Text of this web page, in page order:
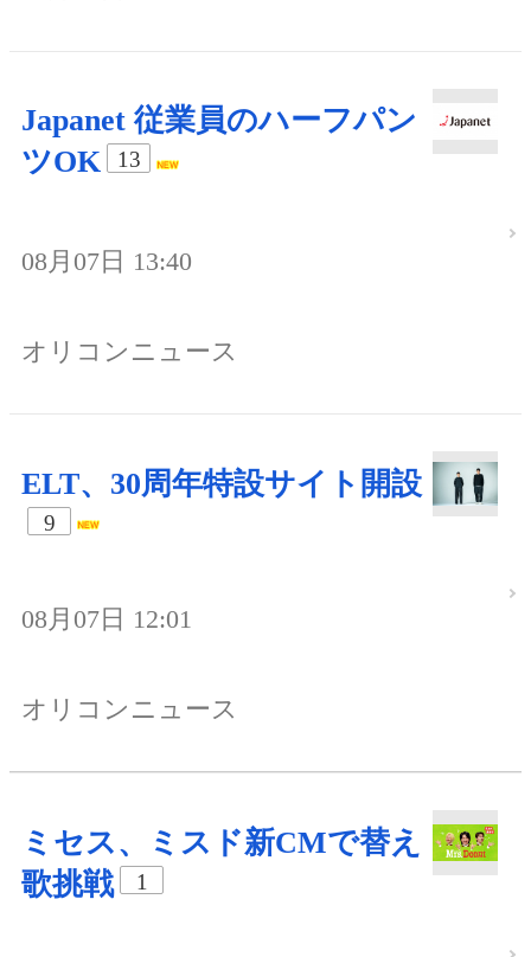
Japanet 従業員のハーフパン
ツOK
13
08月07日 13:40
オリコンニュース
ELT、30周年特設サイト開設
9
08月07日 12:01
オリコンニュース
ミセス、ミスド新CMで替え
歌挑戦
1